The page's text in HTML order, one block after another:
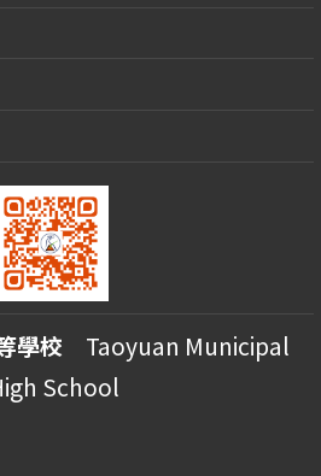
學校 Taoyuan Municipal
School